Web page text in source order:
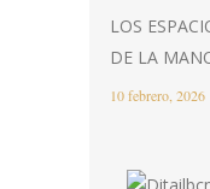
LOS
DE LA
10 febrero, 2026